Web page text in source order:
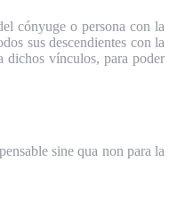
cónyuge o persona con la
sus descendientes con la
dichos vínculos, para poder
sine qua non para la